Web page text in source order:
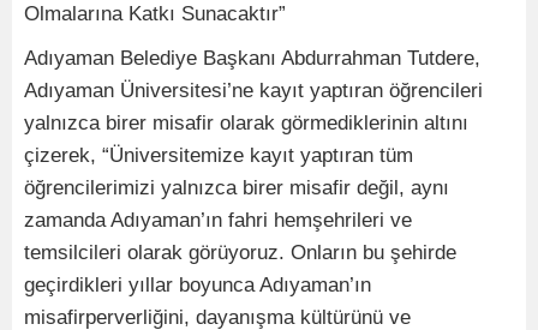
Olmalarına Katkı Sunacaktır”
Adıyaman Belediye Başkanı Abdurrahman Tutdere,
Adıyaman Üniversitesi’ne kayıt yaptıran öğrencileri
yalnızca birer misafir olarak görmediklerinin altını
çizerek, “Üniversitemize kayıt yaptıran tüm
öğrencilerimizi yalnızca birer misafir değil, aynı
zamanda Adıyaman’ın fahri hemşehrileri ve
temsilcileri olarak görüyoruz. Onların bu şehirde
geçirdikleri yıllar boyunca Adıyaman’ın
misafirperverliğini, dayanışma kültürünü ve